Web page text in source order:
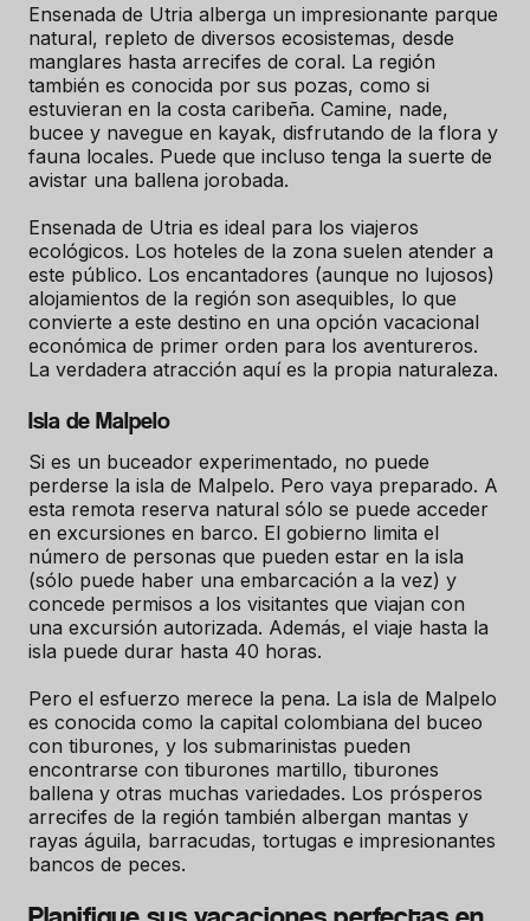
Ensenada de Utria alberga un impresionante parque
natural, repleto de diversos ecosistemas, desde
manglares hasta arrecifes de coral. La región
también es conocida por sus pozas, como si
estuvieran en la costa caribeña. Camine, nade,
bucee y navegue en kayak, disfrutando de la flora y
fauna locales. Puede que incluso tenga la suerte de
avistar una ballena jorobada.
Ensenada de Utria es ideal para los viajeros
ecológicos. Los hoteles de la zona suelen atender a
este público. Los encantadores (aunque no lujosos)
alojamientos de la región son asequibles, lo que
convierte a este destino en una opción vacacional
económica de primer orden para los aventureros.
La verdadera atracción aquí es la propia naturaleza.
Isla de Malpelo
Si es un buceador experimentado, no puede
perderse la isla de Malpelo. Pero vaya preparado. A
esta remota reserva natural sólo se puede acceder
en excursiones en barco. El gobierno limita el
número de personas que pueden estar en la isla
(sólo puede haber una embarcación a la vez) y
concede permisos a los visitantes que viajan con
una excursión autorizada. Además, el viaje hasta la
isla puede durar hasta 40 horas.
Pero el esfuerzo merece la pena. La isla de Malpelo
es conocida como la capital colombiana del buceo
con tiburones, y los submarinistas pueden
encontrarse con tiburones martillo, tiburones
ballena y otras muchas variedades. Los prósperos
arrecifes de la región también albergan mantas y
rayas águila, barracudas, tortugas e impresionantes
bancos de peces.